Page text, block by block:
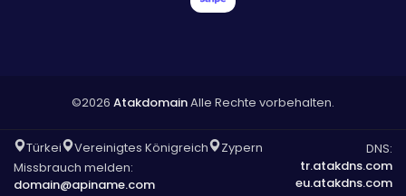
©2026 AtakdomainAlle Rechte vorbehalten.
Türkei Vereinigtes Königreich
Zypern
Missbrauch melden:
domain@apiname.com
DNS:
tr.atakdns.com
eu.atakdns.com